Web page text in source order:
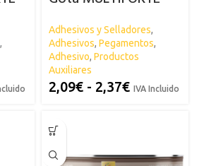
,
Adhesivos y Selladores,
Adhesivos, Pegamentos,
Adhesivo, Productos
Auxiliares
2,09€ - 2,37€ IVA Incluido